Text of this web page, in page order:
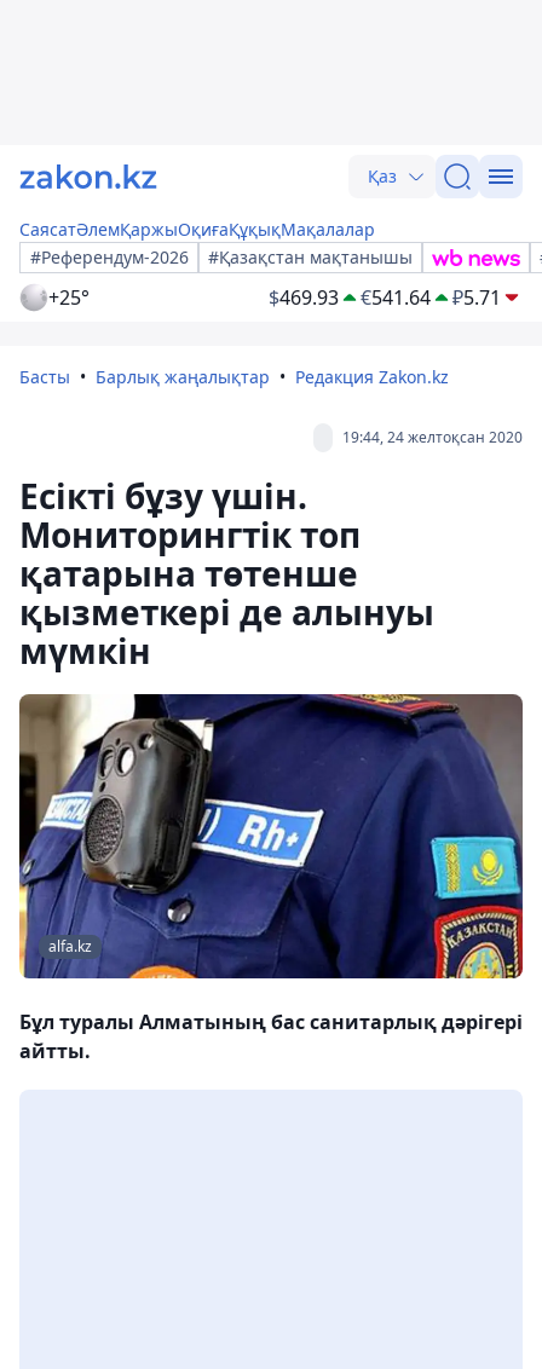
Қаз
СаясатӘлемҚаржыОқиғаҚұқықМақалалар
#Референдум-2026
#Қазақстан мақтанышы
+25° $469.93 €541.64 ₽5.71
Басты Барлық жаңалықтар Редакция Zakon.kz
19:44, 24 желтоқсан 2020
Есікті бұзу үшін.
Мониторингтік топ
қатарына төтенше
қызметкері де алынуы
мүмкін
alfa.kz
Бұл туралы Алматының бас санитарлық дәрігері
айтты.